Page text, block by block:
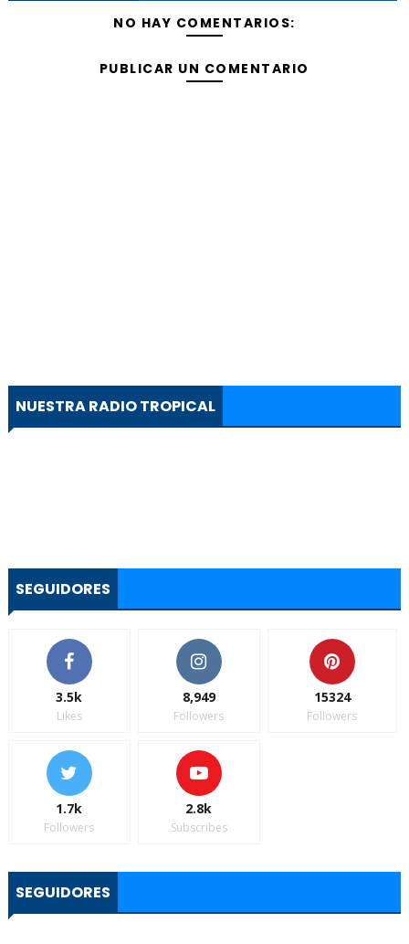
NO HAY COMENTARIOS:
PUBLICAR UN COMENTARIO
NUESTRA RADIO TROPICAL
SEGUIDORES
3.5k
Likes
8,949
Followers
15324
Followers
1.7k
Followers
2.8k
Subscribes
SEGUIDORES